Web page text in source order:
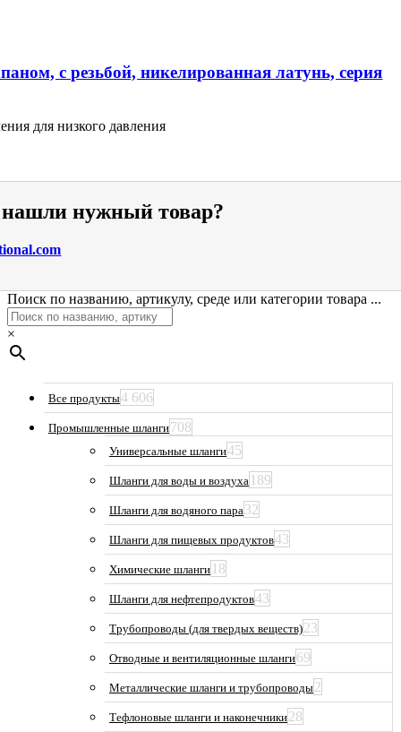
с резьбой, никелированная латунь, серия
для низкого давления
нужный товар?
Поиск по названию, артикулу, среде или категории товара ...
×
Все продукты4 606
Промышленные шланги708
Универсальные шланги45
Шланги для воды и воздуха 189
Шланги для водяного пара32
Шланги для пищевых продуктов43
Химические шланги 18
Шланги для нефтепродуктов43
Трубопроводы (для твердых веществ)23
Отводные и вентиляционные шланги69
Металлические шланги и трубопроводы2
Тефлоновые шланги и наконечники28